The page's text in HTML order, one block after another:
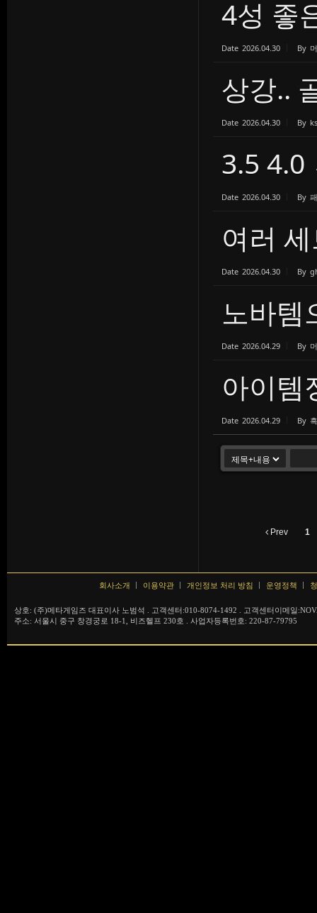
4성 좋
Date 2026.04.30 By
상강..
Date 2026.04.30 By
3.5 4.0
Date 2026.04.30 By
여러
Date 2026.04.30 By
노바템
Date 2026.04.29 By
아이템
Date 2026.04.29 By
Prev 1
회사소개 이용약관 개인정보 처리 방침 운영정책
상호: (주)메타게임즈 대표이사 노범석 . 고객센터:010-8074-1492 . 고객센터이메일
주소: 서울시 중구 창경궁로 18-1, 비즈헬프 230호 . 사업자등록번호: 220-87-79795